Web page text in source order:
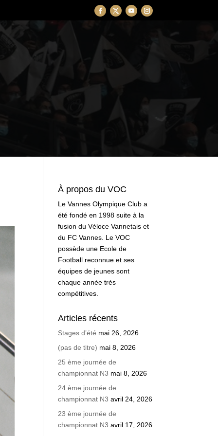
À propos du VOC
Le Vannes Olympique Club a
été fondé en 1998 suite à la
fusion du Véloce Vannetais et
du FC Vannes. Le VOC
possède une Ecole de
Football reconnue et ses
équipes de jeunes sont
chaque année très
compétitives.
Articles récents
Stages d’été mai 26, 2026
(pas de titre) mai 8, 2026
25 ème journée de
championnat N3 mai 8, 2026
24 ème journée de
championnat N3 avril 24, 2026
23 ème journée de
championnat N3 avril 17, 2026